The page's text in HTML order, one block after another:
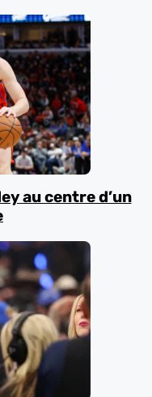
au centre d’un